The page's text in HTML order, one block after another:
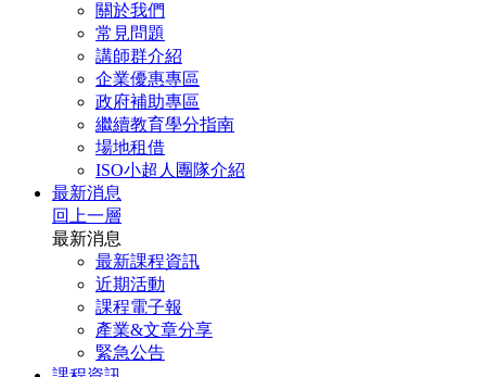
關於我們
常見問題
講師群介紹
企業優惠專區
政府補助專區
繼續教育學分指南
場地租借
ISO小超人團隊介紹
最新消息
回上一層
最新消息
最新課程資訊
近期活動
課程電子報
產業&文章分享
緊急公告